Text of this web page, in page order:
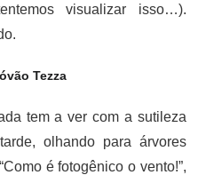
visualizar isso…).
Tezza
tem a ver com a sutileza
olhando para árvores
é fotogênico o vento!”,